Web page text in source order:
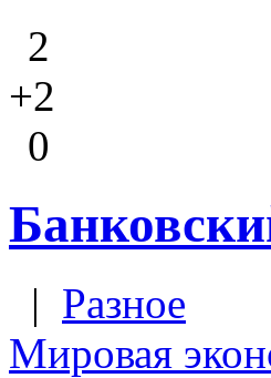
2
+2
0
| Разное
Мировая